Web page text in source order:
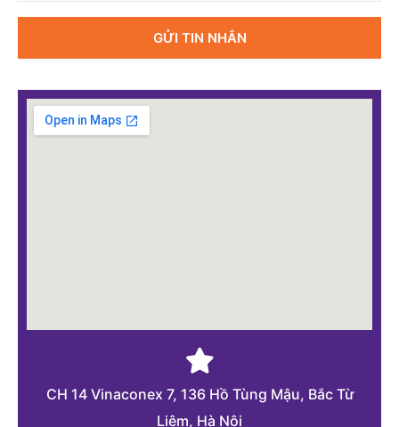
GỬI TIN NHẮN
CH 14 Vinaconex 7, 136 Hồ Tùng Mậu, Bắc Từ
Liêm, Hà Nội